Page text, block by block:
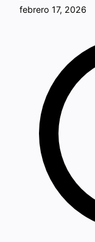
febrero 17, 2026